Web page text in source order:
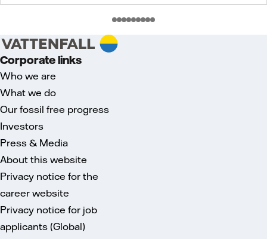
Corporate links
Who we are
What we do
Our fossil free progress
Investors
Press & Media
About this website
Privacy notice for the
career website
Privacy notice for job
applicants (Global)